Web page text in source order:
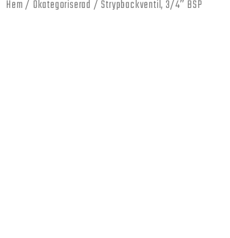
Hem/ Okategoriserad / Strypbackventil, 3/4″ BSP